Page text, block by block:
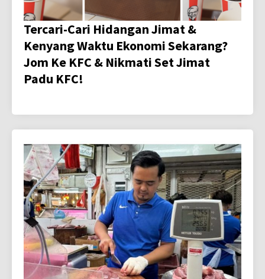
Tercari-Cari Hidangan Jimat &
Kenyang Waktu Ekonomi Sekarang?
Jom Ke KFC & Nikmati Set Jimat
Padu KFC!